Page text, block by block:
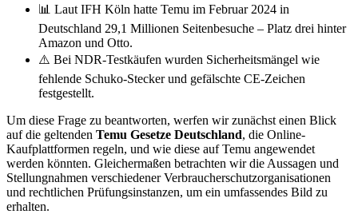
📊 Laut IFH Köln hatte Temu im Februar 2024 in
Deutschland 29,1 Millionen Seitenbesuche – Platz drei hinter
Amazon und Otto.
⚠️ Bei NDR-Testkäufen wurden Sicherheitsmängel wie
fehlende Schuko-Stecker und gefälschte CE-Zeichen
festgestellt.
Um diese Frage zu beantworten, werfen wir zunächst einen Blick
auf die geltenden Temu Gesetze Deutschland, die Online-
Kaufplattformen regeln, und wie diese auf Temu angewendet
werden könnten. Gleichermaßen betrachten wir die Aussagen und
Stellungnahmen verschiedener Verbraucherschutzorganisationen
und rechtlichen Prüfungsinstanzen, um ein umfassendes Bild zu
erhalten.